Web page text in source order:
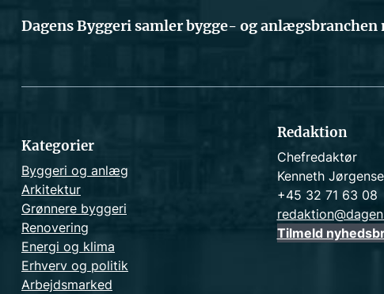
Dagens Byggeri samler bygge- og anlægsbranchen
Kategorier
Byggeri og anlæg
Arkitektur
Grønnere byggeri
Renovering
Energi og klima
Erhverv og politik
Arbejdsmarked
Redaktion
Chefredaktør
Kenneth
+45 32 71 63 08
Tilmeld